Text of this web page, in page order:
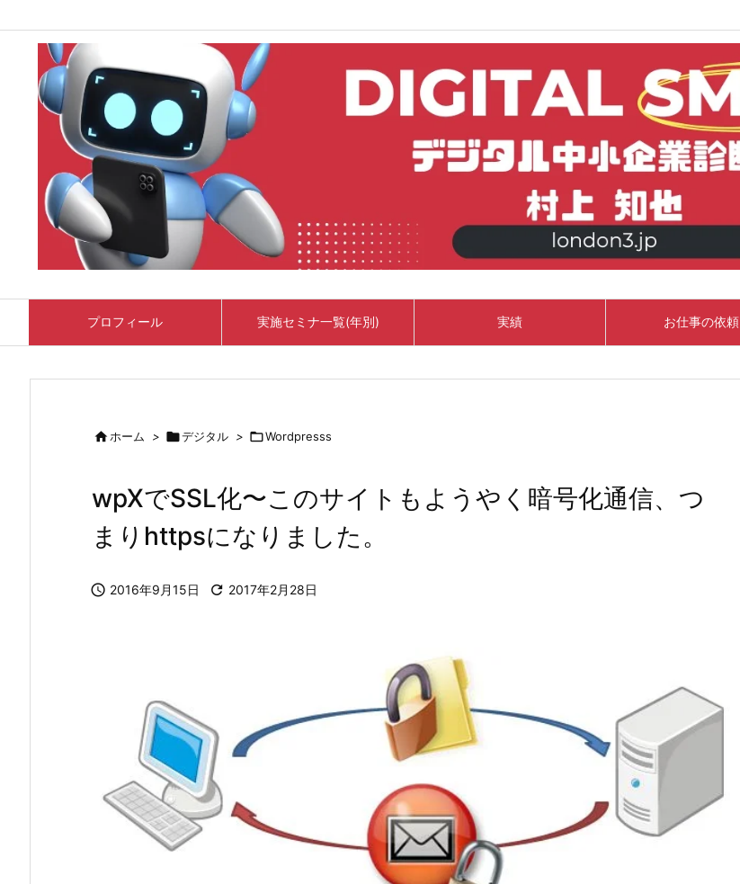
プロフィール 実施セミナ一覧(年別) 実績 お仕事の依頼
ホーム > デジタル > Wordpresss
wpXでSSL化〜このサイトもようやく暗号化通信、つ
まりhttpsになりました。
 2016年9月15日  2017年2月28日